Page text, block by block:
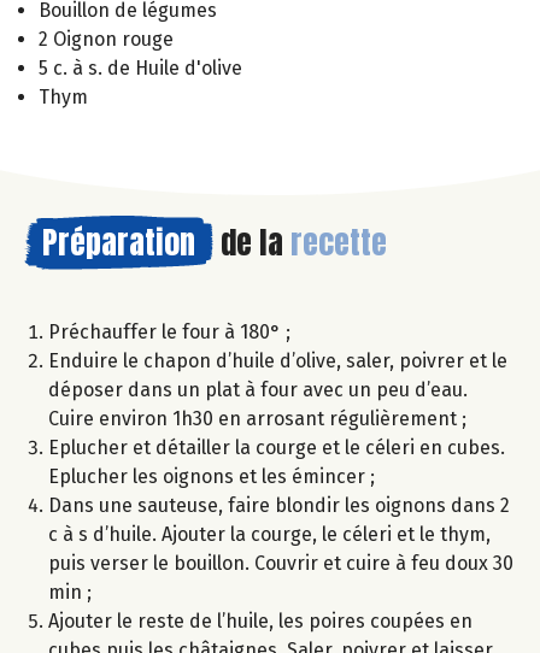
Bouillon de légumes
2 Oignon rouge
5 c. à s. de Huile d'olive
Thym
Préparation de la recette
Préchauffer le four à 180° ;
Enduire le chapon d’huile d’olive, saler, poivrer et le
déposer dans un plat à four avec un peu d’eau.
Cuire environ 1h30 en arrosant régulièrement ;
Eplucher et détailler la courge et le céleri en cubes.
Eplucher les oignons et les émincer ;
Dans une sauteuse, faire blondir les oignons dans 2
c à s d’huile. Ajouter la courge, le céleri et le thym,
puis verser le bouillon. Couvrir et cuire à feu doux 30
min ;
Ajouter le reste de l’huile, les poires coupées en